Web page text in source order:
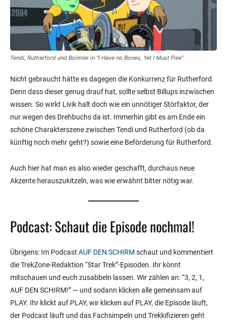
Tendi, Rutherford und Boimler in “I Have no Bones, Yet I Must Flee”
Nicht gebraucht hätte es dagegen die Konkurrenz für Rutherford.
Denn dass dieser genug drauf hat, sollte selbst Billups inzwischen
wissen. So wirkt Livik halt doch wie ein unnötiger Störfaktor, der
nur wegen des Drehbuchs da ist. Immerhin gibt es am Ende ein
schöne Charakterszene zwischen Tendi und Rutherford (ob da
künftig noch mehr geht?) sowie eine Beförderung für Rutherford.
Auch hier hat man es also wieder geschafft, durchaus neue
Akzente herauszukitzeln, was wie erwähnt bitter nötig war.
Podcast: Schaut die Episode nochmal!
Übrigens: Im Podcast AUF DEN SCHIRM schaut und kommentiert
die TrekZone-Redaktion “Star Trek”-Episoden. Ihr könnt
mitschauen und euch zusabbeln lassen. Wir zählen an: “3, 2, 1,
AUF DEN SCHIRM!” — und sodann klicken alle gemeinsam auf
PLAY. Ihr klickt auf PLAY, wir klicken auf PLAY, die Episode läuft,
der Podcast läuft und das Fachsimpeln und Trekkifizieren geht